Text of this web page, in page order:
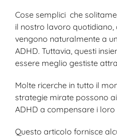
Cose semplici che
il nostro lavoro quotidiano,
vengono naturalmente a
ADHD. Tuttavia, questi
essere meglio gestiste
Molte ricerche in tutto il
strategie mirate possono
ADHD a compensare i loro
Questo articolo fornisce